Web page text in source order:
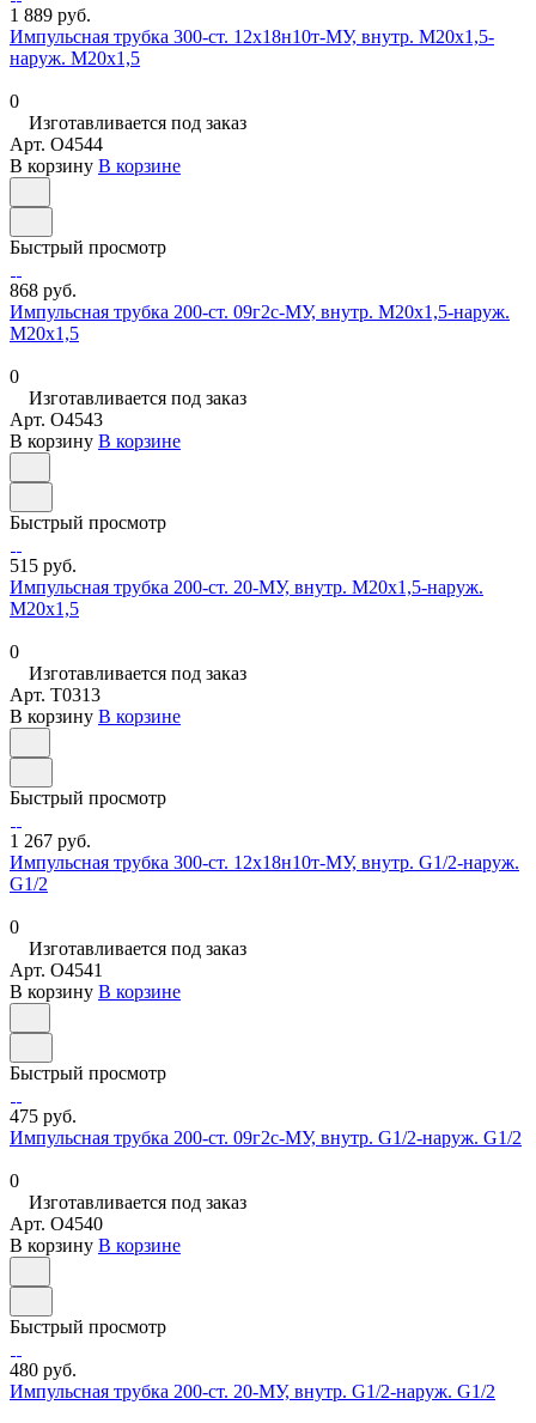
1 889 руб.
Импульсная трубка 300-ст. 12х18н10т-МУ, внутр. М20х1,5-
наруж. М20х1,5
0
Изготавливается под заказ
Арт. O4544
В корзину В корзине
Быстрый просмотр
868 руб.
Импульсная трубка 200-ст. 09г2с-МУ, внутр. М20х1,5-наруж.
М20х1,5
0
Изготавливается под заказ
Арт. O4543
В корзину В корзине
Быстрый просмотр
515 руб.
Импульсная трубка 200-ст. 20-МУ, внутр. М20х1,5-наруж.
М20х1,5
0
Изготавливается под заказ
Арт. T0313
В корзину В корзине
Быстрый просмотр
1 267 руб.
Импульсная трубка 300-ст. 12х18н10т-МУ, внутр. G1/2-наруж.
G1/2
0
Изготавливается под заказ
Арт. O4541
В корзину В корзине
Быстрый просмотр
475 руб.
Импульсная трубка 200-ст. 09г2с-МУ, внутр. G1/2-наруж. G1/2
0
Изготавливается под заказ
Арт. O4540
В корзину В корзине
Быстрый просмотр
480 руб.
Импульсная трубка 200-ст. 20-МУ, внутр. G1/2-наруж. G1/2